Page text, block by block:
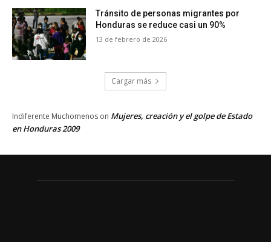
Tránsito de personas migrantes por
Honduras se reduce casi un 90%
13 de febrero de 2026
Cargar más
Indiferente Muchomenos on Mujeres, creación y el golpe de Estado
en Honduras 2009